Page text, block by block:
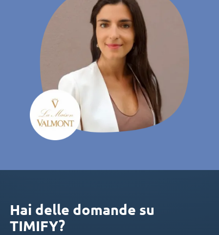
Hai delle domande su
TIMIFY?